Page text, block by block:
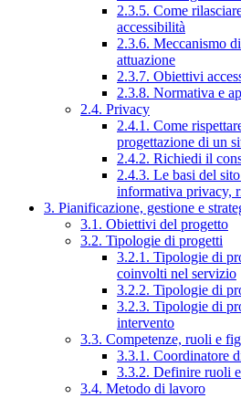
2.3.5. Come
accessibilità
2.3.6. Meccanismo
attuazione
2.3.7. Obiettivi
2.3.8. Normativa e
2.4. Privacy
2.4.1. Come
progettazione di un
2.4.2. Richiedi il
2.4.3. Le basi del
informativa privacy,
3. Pianificazione, gestione e
3.1. Obiettivi del progetto
3.2. Tipologie di progetti
3.2.1. Tipologie di
coinvolti nel servizio
3.2.2. Tipologie di
3.2.3. Tipologie di
intervento
3.3. Competenze, ruoli e
3.3.1. Coordinatore
3.3.2. Definire ruoli
3.4. Metodo di lavoro